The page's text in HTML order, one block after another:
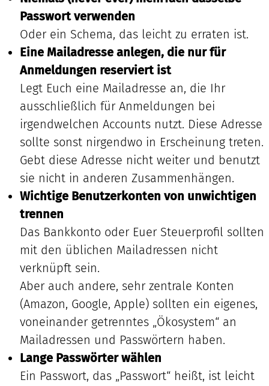
Passwort verwenden
Oder ein Schema, das leicht zu erraten ist.
Eine Mailadresse anlegen, die nur für
Anmeldungen reserviert ist
Legt Euch eine Mailadresse an, die Ihr
ausschließlich für Anmeldungen bei
irgendwelchen Accounts nutzt. Diese Adresse
sollte sonst nirgendwo in Erscheinung treten.
Gebt diese Adresse nicht weiter und benutzt
sie nicht in anderen Zusammenhängen.
Wichtige Benutzerkonten von unwichtigen
trennen
Das Bankkonto oder Euer Steuerprofil sollten
mit den üblichen Mailadressen nicht
verknüpft sein.
Aber auch andere, sehr zentrale Konten
(Amazon, Google, Apple) sollten ein eigenes,
voneinander getrenntes „Ökosystem“ an
Mailadressen und Passwörtern haben.
Lange Passwörter wählen
Ein Passwort, das „Passwort“ heißt, ist leicht